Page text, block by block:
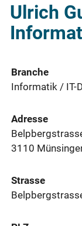
Ulrich
Branche
Informatik / IT-
Adresse
3110
Strasse